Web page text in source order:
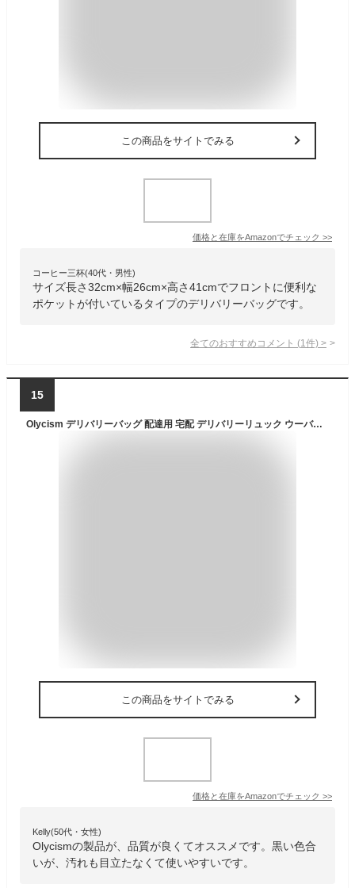
この商品をサイトでみる
価格と在庫をAmazonでチェック >>
コーヒー三杯(40代・男性)
サイズ長さ32cm×幅26cm×高さ41cmでフロントに便利な
ポケットが付いているタイプのデリバリーバッグです。
全てのおすすめコメント (1 件) >
15
Olycism デリバリーバッグ 配達用 宅配 デリバリーリュック ウーバッグ 配達出前 38L大容量 保冷保温バック 耐荷重 防水 お寿司 お弁当バッグ 業務用フード 食事ピザバック
この商品をサイトでみる
価格と在庫をAmazonでチェック >>
Kelly(50代・女性)
Olycismの製品が、品質が良くてオススメです。黒い色合
いが、汚れも目立たなくて使いやすいです。